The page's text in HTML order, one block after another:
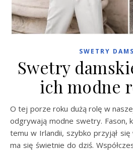
SWETRY
Swetry
ich modne
O tej porze roku dużą rolę w naszej codziennej garderobie
odgrywają modne swetry. Fason,
temu w Irlandii, szybko przyjął
ma się świetnie do dziś.